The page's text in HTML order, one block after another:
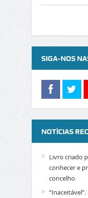
SIGA-NOS
NOTÍCIAS
Livro criado
conhecer e
concelho